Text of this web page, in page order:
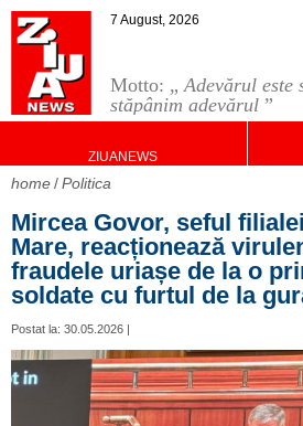
Motto: „Adevărul este
stăpânim adevărul ”
7 August, 2026
ZIUANEWS
home Politica
Mircea Govor, seful
Mare, reacționează
fraudele uriașe de la o
soldate cu furtul de la
Postat la: 30.05.2026 |